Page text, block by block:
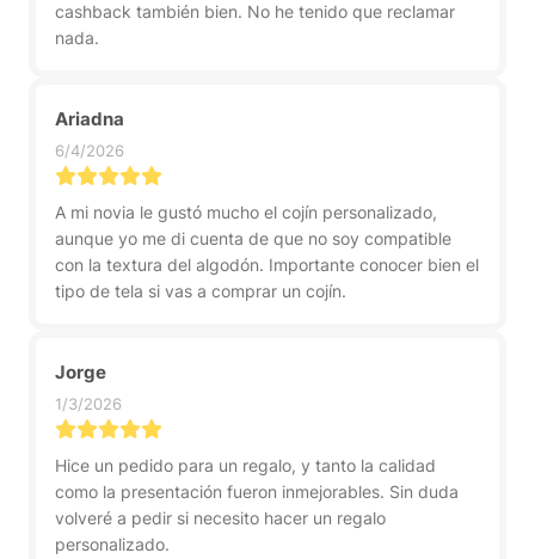
cashback también bien. No he tenido que reclamar
nada.
Ariadna
6/4/2026
A mi novia le gustó mucho el cojín personalizado,
aunque yo me di cuenta de que no soy compatible
con la textura del algodón. Importante conocer bien el
tipo de tela si vas a comprar un cojín.
Jorge
1/3/2026
Hice un pedido para un regalo, y tanto la calidad
como la presentación fueron inmejorables. Sin duda
volveré a pedir si necesito hacer un regalo
personalizado.